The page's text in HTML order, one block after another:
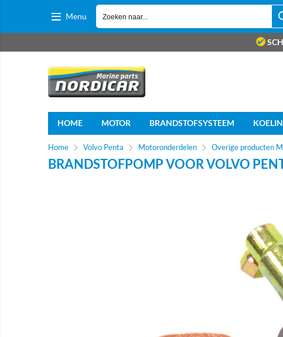
Menu
HOME MOTOR BRANDSTOFSYSTEEM
Home Volvo Penta Motoronderdelen Overige producten
BRANDSTOFPOMP VOOR VOLVO